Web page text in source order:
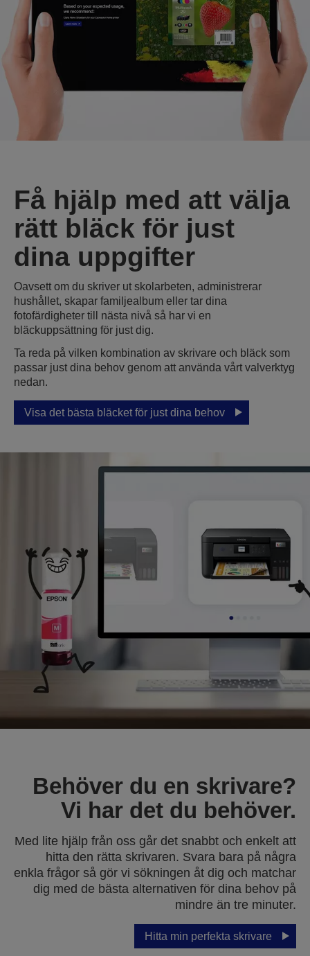
Få hjälp med att välja
rätt bläck för just
dina uppgifter
Oavsett om du skriver ut skolarbeten, administrerar
hushållet, skapar familjealbum eller tar dina
fotofärdigheter till nästa nivå så har vi en
bläckuppsättning för just dig.
Ta reda på vilken kombination av skrivare och bläck som
passar just dina behov genom att använda vårt valverktyg
nedan.
Visa det bästa bläcket för just dina behov
Behöver du en skrivare?
Vi har det du behöver.
Med lite hjälp från oss går det snabbt och enkelt att
hitta den rätta skrivaren. Svara bara på några
enkla frågor så gör vi sökningen åt dig och matchar
dig med de bästa alternativen för dina behov på
mindre än tre minuter.
Hitta min perfekta skrivare